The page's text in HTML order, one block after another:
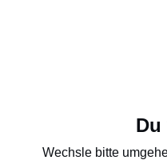
Du
Wechsle bitte